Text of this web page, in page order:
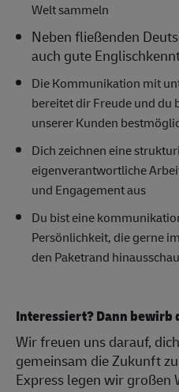
Welt sammeln
Neben fließenden
auch gute
Die Kommunikation mit
bereitet dir Freude und du
unserer Kunden
Dich zeichnen eine
eigenverantwortliche
und Engagement aus
Du bist eine
Persönlichkeit, die gerne
den Paketrand
Interessiert? Dann bewirb
Wir freuen uns darauf,
gemeinsam die Zukunft
Express legen wir großen